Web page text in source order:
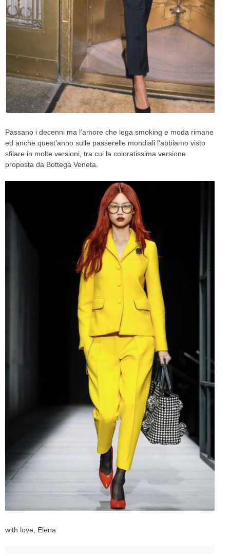
Passano i decenni ma l’amore che lega smoking e moda rimane
ed anche quest’anno sulle passerelle mondiali l’abbiamo visto
sfilare in molte versioni, tra cui la coloratissima versione
proposta da Bottega Veneta.
with love, Elena